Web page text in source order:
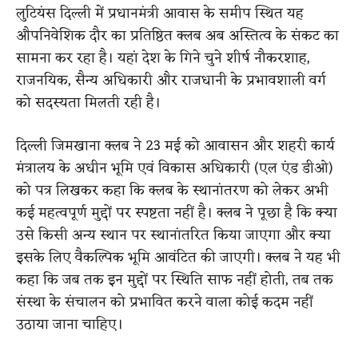
लुटियंस दिल्ली में प्रधानमंत्री आवास के समीप स्थित यह
औपनिवेशिक दौर का प्रतिष्ठित क्लब अब अस्तित्व के संकट का
सामना कर रहा है। यहां देश के गिने चुने शीर्ष नौकरशाह,
राजनयिक, सैन्य अधिकारी और राजधानी के प्रभावशाली वर्ग
को सदस्यता मिलती रही है।
दिल्ली जिमखाना क्लब ने 23 मई को आवासन और शहरी कार्य
मंत्रालय के अधीन भूमि एवं विकास अधिकारी (एल एंड डीओ)
को पत्र लिखकर कहा कि क्लब के स्थानांतरण को लेकर अभी
कई महत्वपूर्ण मुद्दों पर स्पष्टता नहीं है। क्लब ने पूछा है कि क्या
उसे किसी अन्य स्थान पर स्थानांतरित किया जाएगा और क्या
इसके लिए वैकल्पिक भूमि आवंटित की जाएगी। क्लब ने यह भी
कहा कि जब तक इन मुद्दों पर स्थिति साफ नहीं होती, तब तक
संस्था के संचालन को प्रभावित करने वाला कोई कदम नहीं
उठाया जाना चाहिए।